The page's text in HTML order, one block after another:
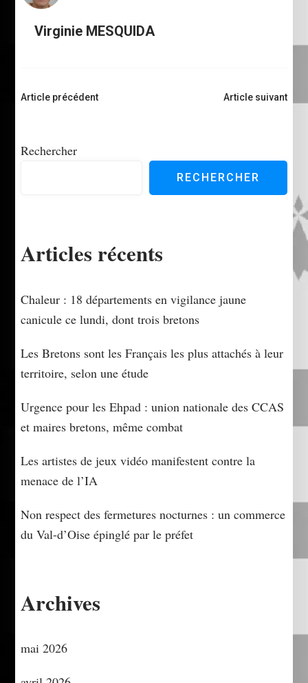
Virginie MESQUIDA
Navigation
Article précédent Article suivant
Rechercher
RECHERCHER
Articles récents
Chaleur : 18 départements en vigilance jaune
canicule ce lundi, dont trois bretons
Les Bretons sont les Français les plus attachés à leur
territoire, selon une étude
Urgence pour les Ehpad : union nationale des CCAS
et maires bretons, même combat
Les artistes de jeux vidéo manifestent contre la
menace de l’IA
Non respect des fermetures nocturnes : un commerce
du Val-d’Oise épinglé par le préfet
Archives
mai 2026